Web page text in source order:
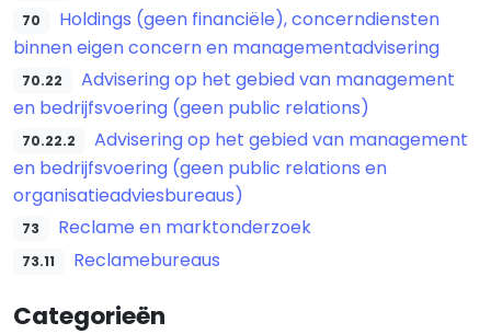
70
Holdings (geen financiële), concerndiensten
binnen eigen concern en managementadvisering
70.22
Advisering op het gebied van management
en bedrijfsvoering (geen public relations)
70.22.2
Advisering op het gebied van management
en bedrijfsvoering (geen public relations en
organisatieadviesbureaus)
73 Reclame en marktonderzoek
73.11 Reclamebureaus
Categorieën